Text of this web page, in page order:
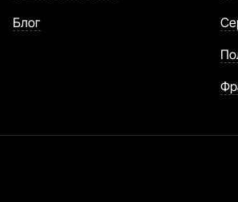
Блог